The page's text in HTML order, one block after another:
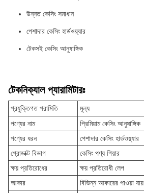
উন্নত কেসিং সমাধান
পেশাদার কেসিং হার্ডওয়্যার
টেকসই কেসিং আনুষাঙ্গিক
টেকনিক্যাল প্যারামিটারঃ
প্রযুক্তিগত পরামিতি
মূল্য
পণ্যের নাম
প্রিমিয়াম কেসিং আনুষাঙ্গিক
পণ্যের ধরন
পেশাদার কেসিং হার্ডওয়্যার
প্রোডাক্ট বিভাগ
কেসিং পণ্য গিয়ার
ক্ষয় প্রতিরোধের
ক্ষয় প্রতিরোধী লেপ
আকার
বিভিন্ন আকারের পাওয়া যায়